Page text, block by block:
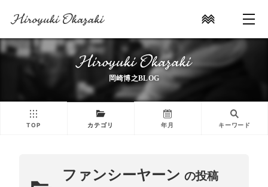
岡崎博之BLOG
TOP カテゴリ 年月 キーワード
ファンシーヤーン の投稿